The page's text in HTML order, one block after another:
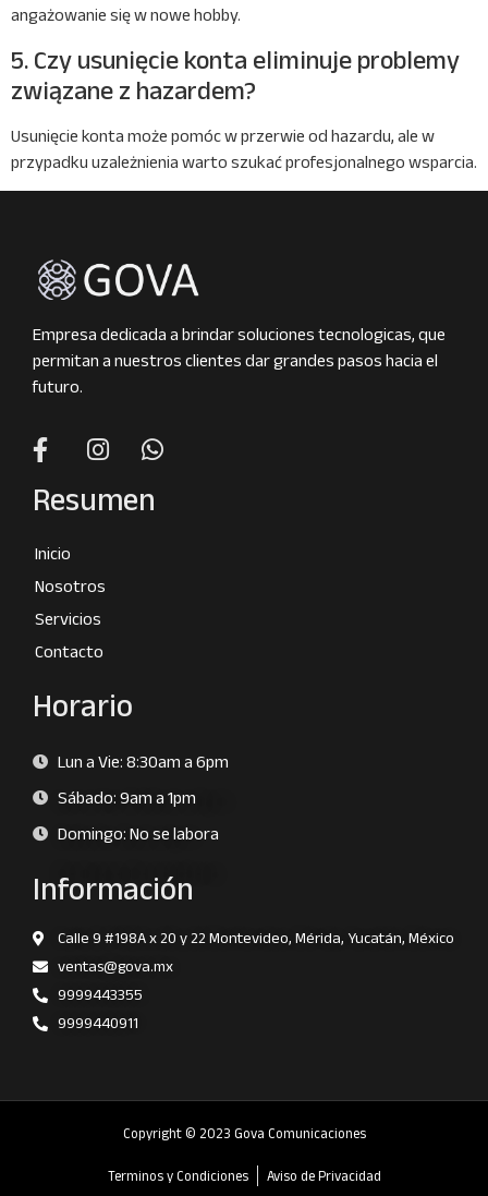
angażowanie się w nowe hobby.
5. Czy usunięcie konta eliminuje problemy
związane z hazardem?
Usunięcie konta może pomóc w przerwie od hazardu, ale w
przypadku uzależnienia warto szukać profesjonalnego wsparcia.
Empresa dedicada a brindar soluciones tecnologicas, que
permitan a nuestros clientes dar grandes pasos hacia el
futuro.
Resumen
Inicio
Nosotros
Servicios
Contacto
Horario
Lun a Vie: 8:30am a 6pm
Sábado: 9am a 1pm
Domingo: No se labora
Información
Calle 9 #198A x 20 y 22 Montevideo, Mérida, Yucatán, México
ventas@gova.mx
9999443355
9999440911
Copyright © 2023 Gova Comunicaciones
Terminos y Condiciones Aviso de Privacidad